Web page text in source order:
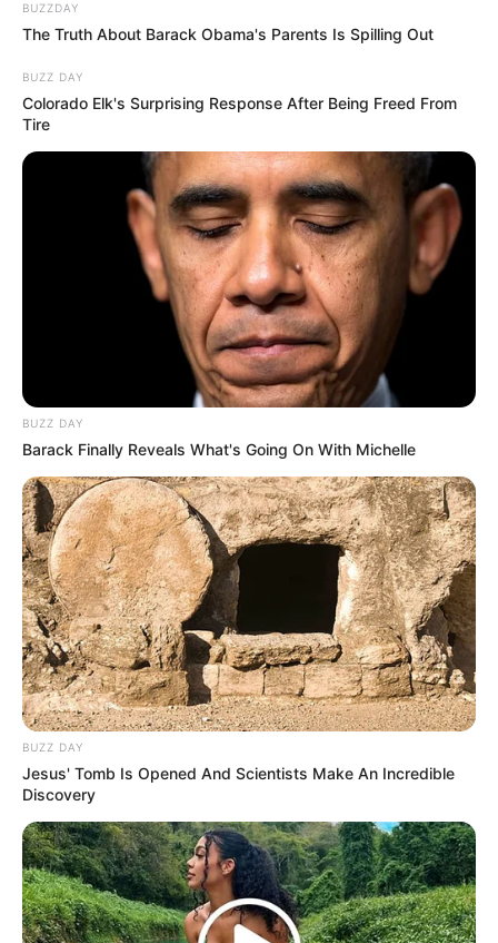
Bikin Ngakak, 10 Potret
Cosplay Murah Pakai Bahan
Seadanya
Anti Mainstream, 10 Cara
Membawa Barang Belanjaan
Versi Warga Thailand
Langka Banget! 10 Pose Lucu
Katak yang Bikin Ketawa
Gemes
Ambyar! 10 Kalimat Baper
Pakai Bahasa Jawa Ini Bikin
Galau Abis
BUZZDAY
The Truth About Barack Obama's Parents Is Spilling Out
BUZZ DAY
Colorado Elk's Surprising Response After Being Freed From
Tire
BUZZ DAY
Barack Finally Reveals What's Going On With Michelle
BUZZ DAY
Jesus' Tomb Is Opened And Scientists Make An Incredible
Discovery